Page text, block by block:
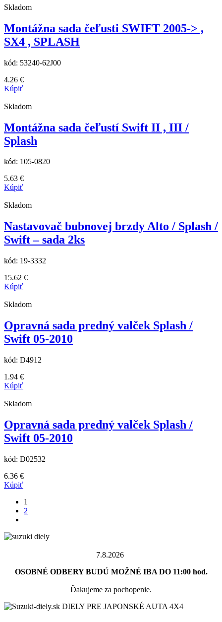
Skladom
Montážna sada čeľusti SWIFT 2005-> ,
SX4 , SPLASH
kód: 53240-62J00
4.26 €
Kúpiť
Skladom
Montážna sada čeľustí Swift II , III /
Splash
kód: 105-0820
5.63 €
Kúpiť
Skladom
Nastavovač bubnovej brzdy Alto / Splash /
Swift – sada 2ks
kód: 19-3332
15.62 €
Kúpiť
Skladom
Opravná sada predný valček Splash /
Swift 05-2010
kód: D4912
1.94 €
Kúpiť
Skladom
Opravná sada predný valček Splash /
Swift 05-2010
kód: D02532
6.36 €
Kúpiť
1
2
7.8.2026
OSOBNÉ ODBERY BUDÚ MOŽNÉ IBA DO 11:00 hod.
Ďakujeme za pochopenie.
DIELY PRE JAPONSKÉ AUTA 4X4